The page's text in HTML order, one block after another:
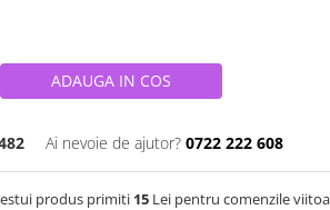
ADAUGA IN COS
Ai nevoie de ajutor? 0722 222 608
produs primiti 15 Lei pentru comenzile